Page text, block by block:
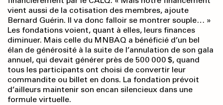
vient aussi de la cotisation des membres, ajoute
Bernard Guérin. Il va donc falloir se montrer souple… »
Les fondations voient, quant à elles, leurs finances
diminuer. Mais celle du MNBAQ a bénéficié d’un bel
élan de générosité à la suite de l’annulation de son gala
annuel, qui devait générer près de 500 000 $, quand
tous les participants ont choisi de convertir leur
commandite ou billet en dons. La fondation prévoit
d’ailleurs maintenir son encan silencieux dans une
formule virtuelle.